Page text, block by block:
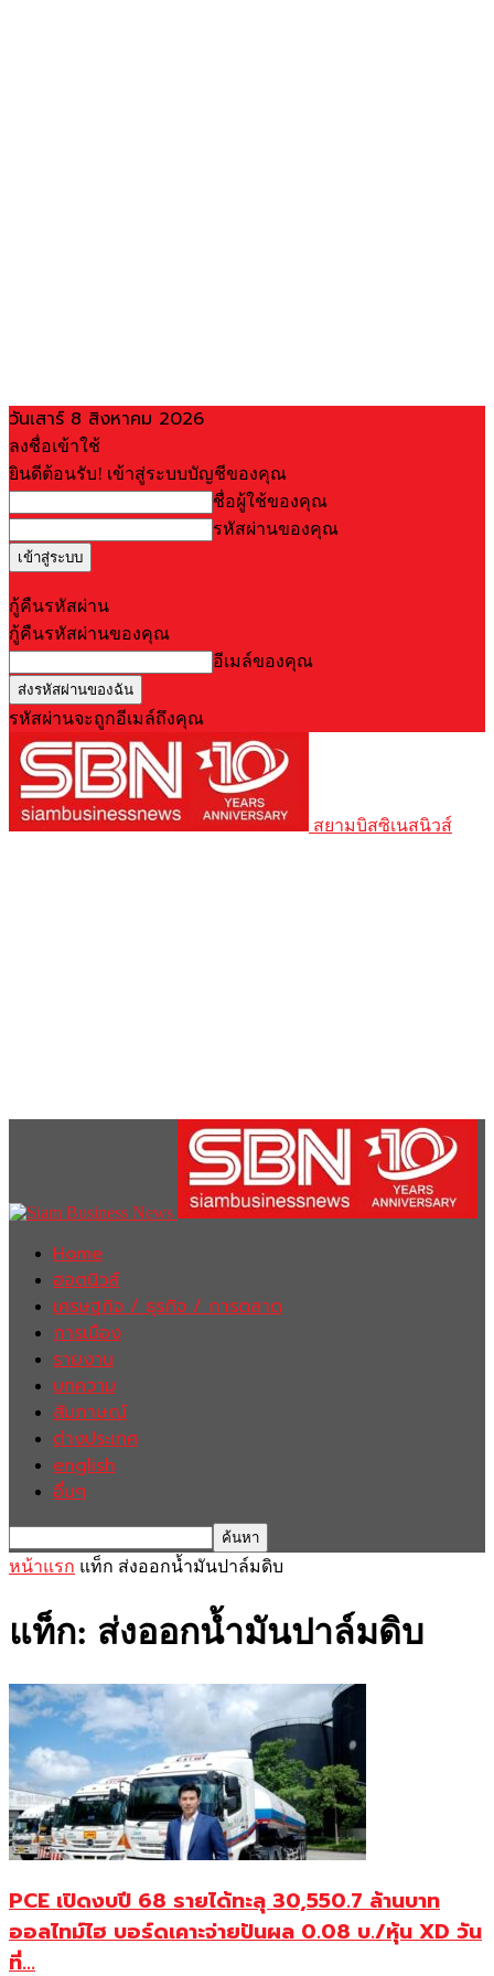
วันเสาร์ 8 สิงหาคม 2026
ลงชื่อเข้าใช้
ยินดีต้อนรับ! เข้าสู่ระบบบัญชีของคุณ
ชื่อผู้ใช้ของคุณ
รหัสผ่านของคุณ
กู้คืนรหัสผ่าน
กู้คืนรหัสผ่านของคุณ
อีเมล์ของคุณ
รหัสผ่านจะถูกอีเมล์ถึงคุณ
สยามบิสซิเนสนิวส์
Home
ฮอตนิวส์
เศรษฐกิจ / ธุรกิจ / การตลาด
การเมือง
รายงาน
บทความ
สัมภาษณ์
ต่างประเทศ
english
อื่นๆ
หน้าแรก แท็ก ส่งออกน้ำมันปาล์มดิบ
แท็ก: ส่งออกน้ำมันปาล์มดิบ
PCE เปิดงบปี 68 รายได้ทะลุ 30,550.7 ล้านบาท
ออลไทม์ไฮ บอร์ดเคาะจ่ายปันผล 0.08 บ./หุ้น XD วัน
ที่...